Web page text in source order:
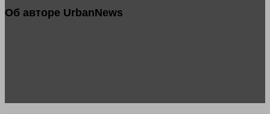
Об авторе UrbanNews